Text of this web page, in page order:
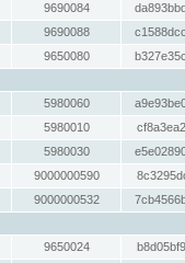
9690084
9690088
9650080
5980060
5980010
5980030
9000000590
9000000532
9650024